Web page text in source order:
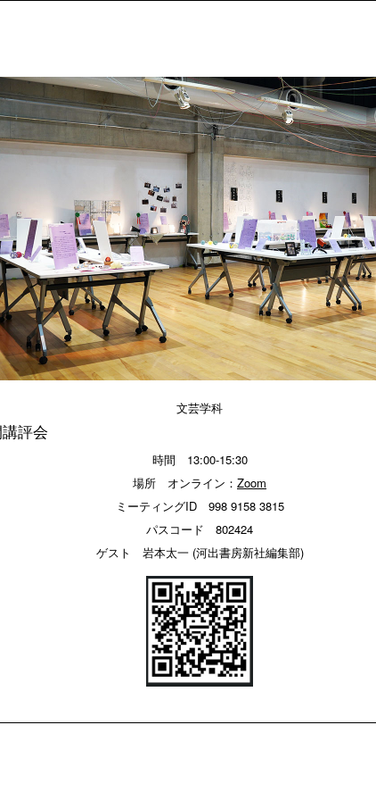
文芸学科
評会
時間 13:00-15:30
場所 オンライン： Zoom
ミーティングID 998 9158 3815
パスコード 802424
ゲスト 岩本太一 (河出書房新社編集部)